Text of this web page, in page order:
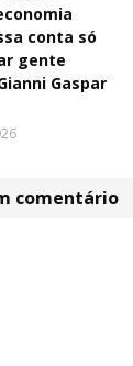
conta só
gente
Gaspar
comentário